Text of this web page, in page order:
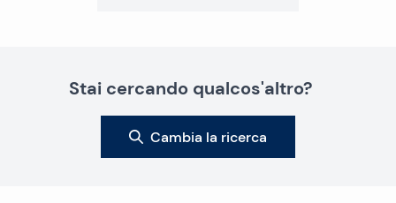
Stai cercando qualcos'altro?
Cambia la ricerca